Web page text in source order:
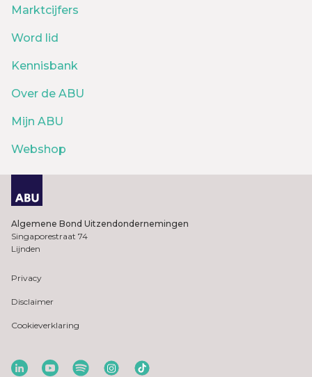
Marktcijfers
Word lid
Kennisbank
Over de ABU
Mijn ABU
Webshop
Algemene Bond Uitzendondernemingen
Singaporestraat 74
Lijnden
Privacy
Disclaimer
Cookieverklaring